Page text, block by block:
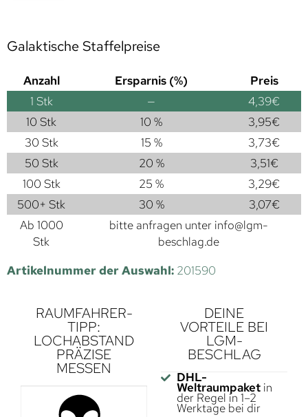
Galaktische Staffelpreise
Anzahl Ersparnis (%)
Preis
1 Stk — 4,39€
10 Stk
10 % 3,95€
30 Stk
15 % 3,73€
50 Stk
20 % 3,51€
100 Stk
25 % 3,29€
500+ Stk
30 % 3,07€
Ab 1000
Stk
bitte anfragen unter info@lgm-
beschlag.de
Artikelnummer der Auswahl: 201590
RAUMFAHRER-
TIPP:
LOCHABSTAND
PRÄZISE
MESSEN
DEINE
VORTEILE BEI
LGM-
BESCHLAG
DHL-
Weltraumpaketin
der Regel in 1–2
Werktage bei dir